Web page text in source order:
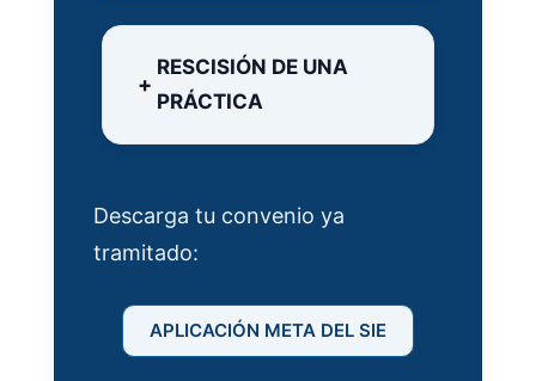
RESCISIÓN DE UNA
PRÁCTICA
Descarga tu convenio ya
tramitado:
APLICACIÓN META DEL SIE